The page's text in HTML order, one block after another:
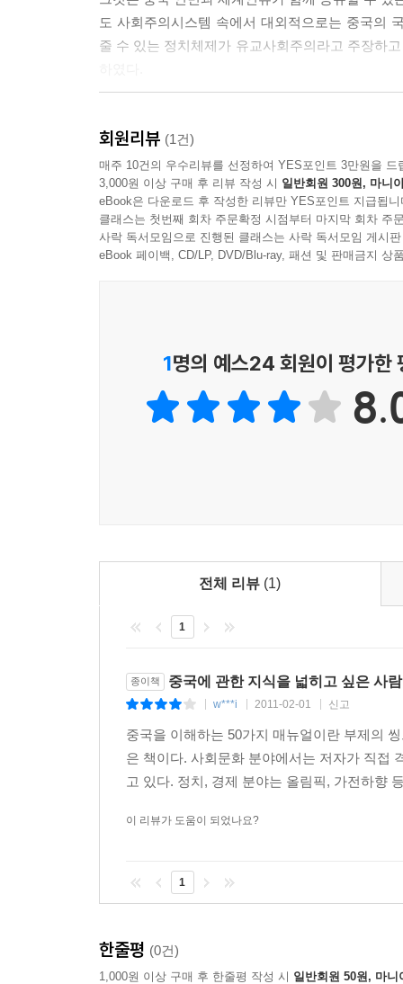
4. 세계 자원 위기와 나비효과
5. 중국경제성장의 당면 5대 난제
7. 남수북조(南水北調)프로젝트
9. 2008년 세계공장의 도전
10. 주강(珠江)삼각주 대통합
11. 위안화 국제 기업 사냥의 명암
12. 중국발 금융위기 가능성
13. 중국의 대외수출감소와 영향
도 사회주의시스템 속에서 대외적으로는 중국의
줄 수 있는 정치체제가 유교사회주의라고 주장하
회원리뷰 (1건)
매주 10건의 우수리뷰를 선정하여 YES포인트 3만원을 드
3,000원 이상 구매 후 리뷰 작성 시 일반회원 300원, 마니
eBook은 다운로드 후 작성한 리뷰만 YES포인트 지급됩니
클래스는 첫번째 회차 주문확정 시점부터 마지막 회차 주
사락 독서모임으로 진행된 클래스는 사락 독서모임 게시
eBook 페이백, CD/LP, DVD/Blu-ray, 패션 및 판매금지 상
1명의 예스24 회원이 평가한
전체 리뷰 (1)
1
종이책 중국에 관한 지식을 넓히고 싶은 사
w***i 2011-02-01 신고
중국을 이해하는 50가지 매뉴얼이란 부제의
은 책이다. 사회문화 분야에서는 저자가 직접
고 있다. 정치, 경제 분야는 올림픽, 가전하향
이 리뷰가 도움이 되었나요?
1
한줄평 (0건)
1,000원 이상 구매 후 한줄평 작성 시 일반회원 50원, 마니